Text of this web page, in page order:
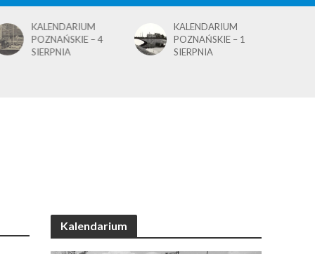
KALENDARIUM
POZNAŃSKIE – 4
SIERPNIA
KALENDARIUM
POZNAŃSKIE – 1
SIERPNIA
Kalendarium